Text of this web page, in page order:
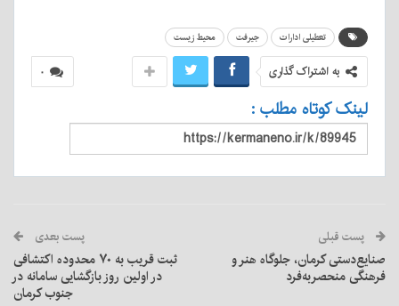
تعطیلی ادارات جیرفت محیط زیست
۰ به اشتراک گذاری
لینک کوتاه مطلب :
پست قبلی
صنایع‌دستی کرمان، جلوگاه هنر و
فرهنگی منحصربه‌فرد
پست بعدی
ثبت قریب به ۷۰ محدوده اکتشافی
در اولین روز بازگشایی سامانه در
جنوب کرمان